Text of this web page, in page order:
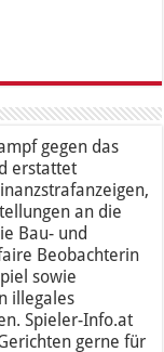
gegen das
erstattet
an die
Bau- und
Beobachterin
sowie
illegales
Spieler-Info.at
gerne für